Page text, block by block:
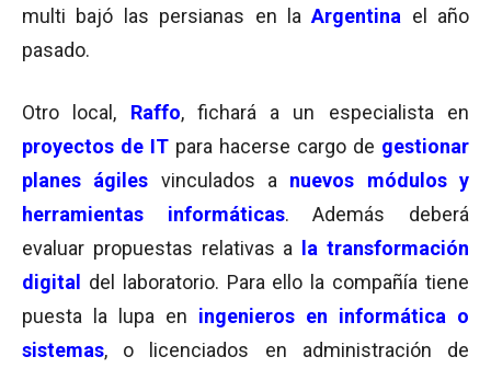
multi bajó las persianas en laArgentina el año
pasado.
Otro local, Raffo, fichará a un especialista en
proyectos de IT para hacerse cargo de gestionar
planes ágiles vinculados a nuevos módulos y
herramientas informáticas. Además deberá
evaluar propuestas relativas a la transformación
digital
del laboratorio. Para ello la compañía tiene
puesta la lupa en ingenieros en informática o
sistemas, o licenciados en administración de